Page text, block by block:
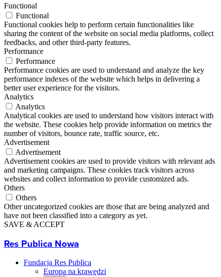
Functional
Functional
Functional cookies help to perform certain functionalities like
sharing the content of the website on social media platforms, collect
feedbacks, and other third-party features.
Performance
Performance
Performance cookies are used to understand and analyze the key
performance indexes of the website which helps in delivering a
better user experience for the visitors.
Analytics
Analytics
Analytical cookies are used to understand how visitors interact with
the website. These cookies help provide information on metrics the
number of visitors, bounce rate, traffic source, etc.
Advertisement
Advertisement
Advertisement cookies are used to provide visitors with relevant ads
and marketing campaigns. These cookies track visitors across
websites and collect information to provide customized ads.
Others
Others
Other uncategorized cookies are those that are being analyzed and
have not been classified into a category as yet.
SAVE & ACCEPT
Res Publica Nowa
Fundacja Res Publica
Europa na krawędzi